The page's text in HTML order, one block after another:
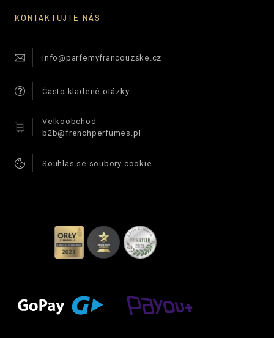
KONTAKTUJTE NÁS
info@parfemyfrancouzske.cz
Často kladené otázky
Velkoobchod
b2b@frenchperfumes.pl
Souhlas se soubory cookie